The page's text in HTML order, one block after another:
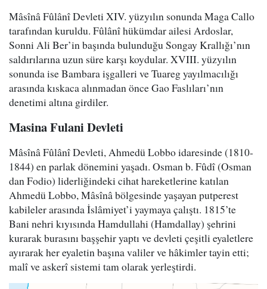
Mâsînâ Fûlânî Devleti XIV. yüzyılın sonunda Maga Callo
tarafından kuruldu. Fûlânî hükümdar ailesi Ardoslar,
Sonni Ali Ber’in başında bulunduğu Songay Krallığı’nın
saldırılarına uzun süre karşı koydular. XVIII. yüzyılın
sonunda ise Bambara işgalleri ve Tuareg yayılmacılığı
arasında kıskaca alınmadan önce Gao Faslıları’nın
denetimi altına girdiler.
Masina Fulani Devleti
Mâsînâ Fûlânî Devleti, Ahmedü Lobbo idaresinde (1810-
1844) en parlak dönemini yaşadı. Osman b. Fûdî (Osman
dan Fodio) liderliğindeki cihat hareketlerine katılan
Ahmedü Lobbo, Mâsînâ bölgesinde yaşayan putperest
kabileler arasında İslâmiyet’i yaymaya çalıştı. 1815’te
Bani nehri kıyısında Hamdullahi (Hamdallay) şehrini
kurarak burasını başşehir yaptı ve devleti çeşitli eyaletlere
ayırarak her eyaletin başına valiler ve hâkimler tayin etti;
malî ve askerî sistemi tam olarak yerleştirdi.